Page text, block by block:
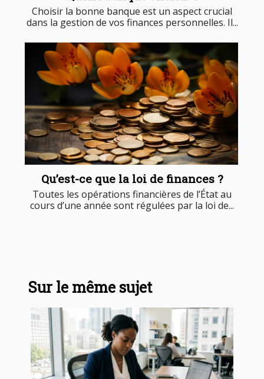
Choisir la bonne banque est un aspect crucial
dans la gestion de vos finances personnelles. Il...
Qu’est-ce que la loi de finances ?
Toutes les opérations financières de l’État au
cours d’une année sont régulées par la loi de...
Sur le même sujet